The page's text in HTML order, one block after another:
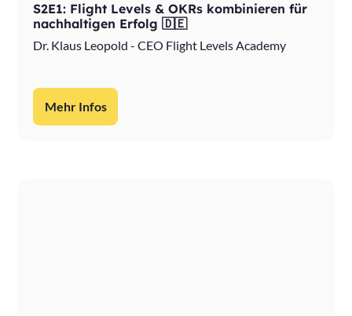
S2E1: Flight Levels & OKRs kombinieren für
nachhaltigen Erfolg 🇩🇪
Dr. Klaus Leopold - CEO Flight Levels Academy
Mehr Infos